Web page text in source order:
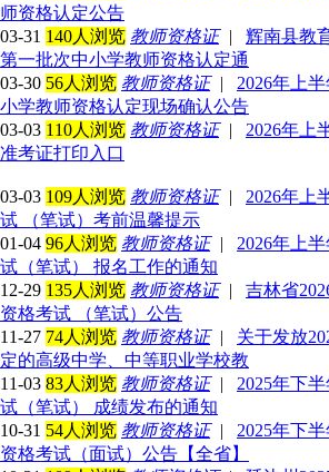
师资格认定公告
03-31 140人浏览 教师资格证|
辉南县教
第一批次中小学教师资格认定通
03-30 56人浏览 教师资格证|
2026年上
小学教师资格认定现场确认公告
03-03 110人浏览 教师资格证|
2026年上
准考证打印入口
03-03 109人浏览 教师资格证|
2026年上
试 （笔试）考前温馨提示
01-04 96人浏览 教师资格证|
2026年上
试（笔试） 报名工作的通知
12-29 135人浏览 教师资格证|
吉林省
资格考试 （笔试）公告
11-27 74人浏览 教师资格证|
关于发放
定的高级中学、中等职业学校教
11-03 83人浏览 教师资格证|
2025年下
试（笔试） 成绩发布的通知
10-31 54人浏览 教师资格证|
2025年下
资格考试（面试）公告【全省】